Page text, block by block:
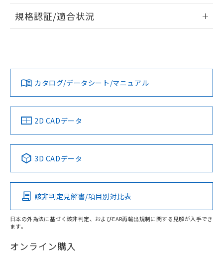
タイムチャート
A: 110mm以上、B: 90mm以上
上、n: 45mm以上
検出領域
ログイン/会員登録
ダウンロードデータをご利用いただく前に、以下を必ずお読
みください。
ソフトウェアの使用条件
EU RoHS 注意事項・凡例
対応済み
中国 RoHS 注意事項・凡例
Pb Hg Cd Cr(VI)
O
在庫等で未対応品が混在する可能性があります。
規格認証/適合状況
LR型式承認
（イギリス
船舶規格）
DNV型式承認
（ノルウェー
BV型式承認
（フランス
KR型式
（韓国
No No No No
この製品の規格認証/適合状況ページへ
その他の認証はこちらのページからご検索ください
カタログ/データシート/マニュアル
2D CADデータ
3D CADデータ
該非判定見解書/項目別対比表
日本の外為法に基づく該非判定、およびEAR再輸出規制に関する見解が入手でき
ます。
オンライン購入